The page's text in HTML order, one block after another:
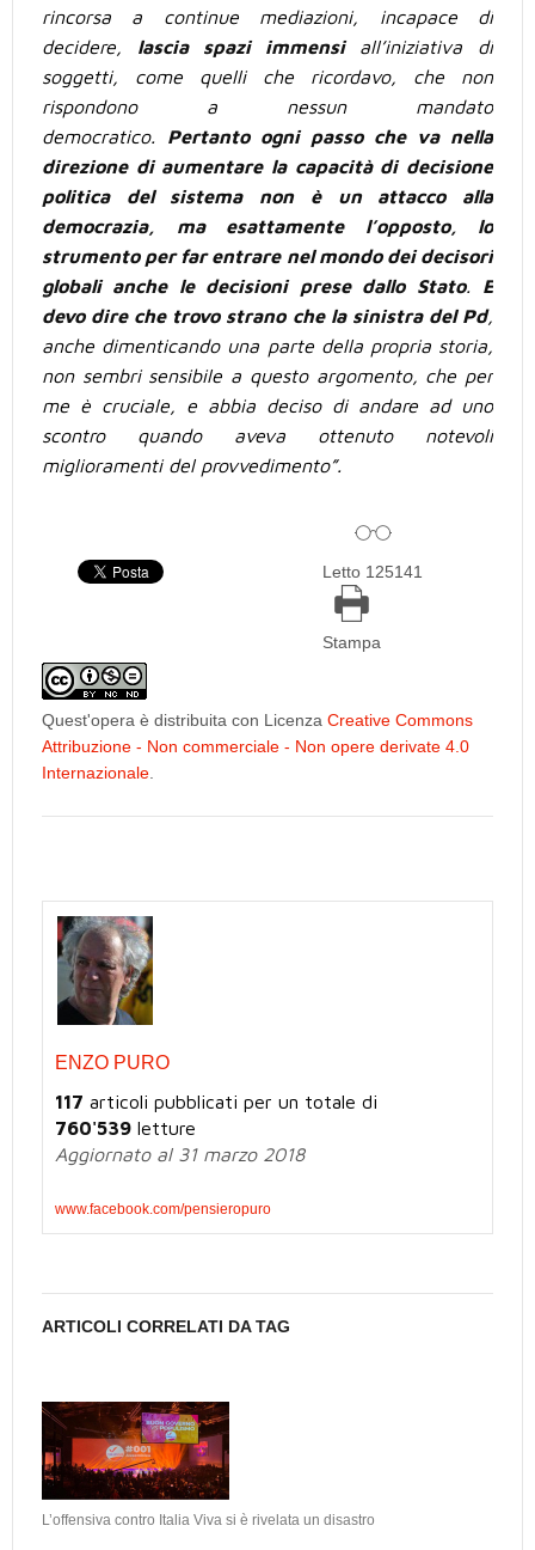
rincorsa a continue mediazioni, incapace di
decidere,
lascia spazi immensi all’iniziativa di
soggetti, come quelli che ricordavo, che non
rispondono a nessun mandato
democratico. Pertanto ogni passo che va nella
direzione di aumentare la capacità di decisione
politica del sistema non è un attacco alla
democrazia, ma esattamente l’opposto, lo
strumento per far entrare nel mondo dei decisori
globali anche le decisioni prese dallo Stato. E
devo dire che trovo strano che la sinistra del Pd,
anche dimenticando una parte della propria storia,
non sembri sensibile a questo argomento, che per
me è cruciale, e abbia deciso di andare ad uno
scontro quando aveva ottenuto notevoli
miglioramenti del provvedimento”.
Letto 125141
Stampa
Quest'opera è distribuita con Licenza Creative Commons
Attribuzione - Non commerciale - Non opere derivate 4.0
Internazionale.
ENZO PURO
117 articoli pubblicati per un totale di
760'539 letture
Aggiornato al 31 marzo 2018
www.facebook.com/pensieropuro
ARTICOLI CORRELATI DA TAG
L’offensiva contro Italia Viva si è rivelata un disastro